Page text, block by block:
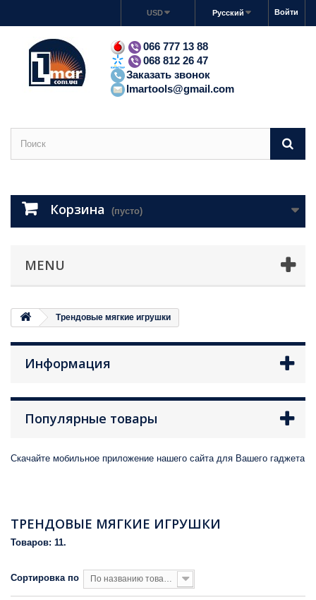
Войти
Русский
USD
066 777 13 88
068 812 26 47
Заказать звонок
lmartools@gmail.com
Корзина (пусто)
MENU
Трендовые мягкие игрушки
Информация
Популярные товары
Скачайте мобильное приложение нашего сайта для Вашего гаджета
ТРЕНДОВЫЕ МЯГКИЕ ИГРУШКИ
Товаров: 11.
Сортировка по По названию товара, от Я до А